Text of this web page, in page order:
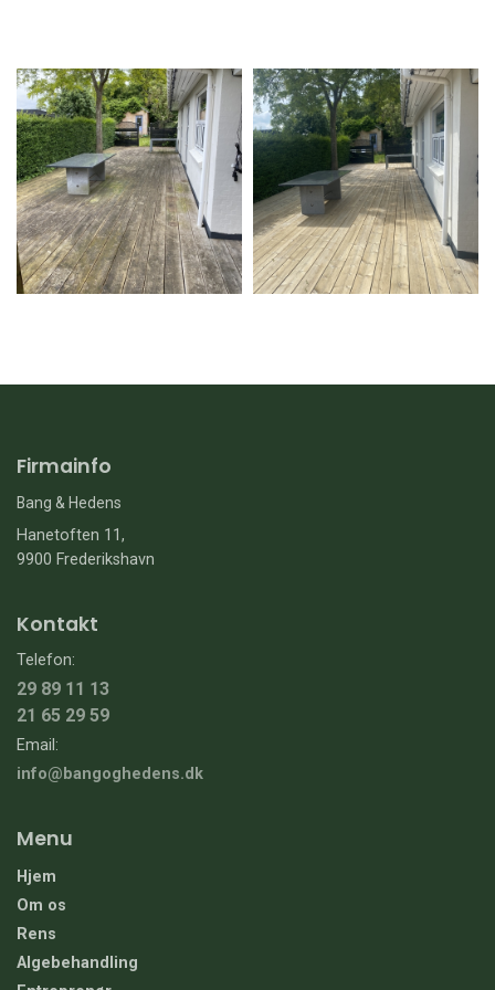
Firmainfo
Bang & Hedens
Hanetoften 11,
9900 Frederikshavn
Kontakt
Telefon:
29 89 11 13
21 65 29 59
Email:
info@bangoghedens.dk
Menu
Hjem
Om os
Rens
Algebehandling